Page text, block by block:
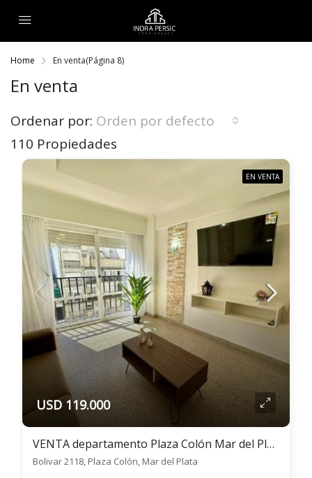
Home En venta(Página 8)
En venta
110 Propiedades
Ordenar por: Orden por defecto
EN VENTA
USD 119.000
VENTA departamento Plaza Colón Mar del Plata 2 ambientes
Bolivar 2118, Plaza Colón, Mar del Plata